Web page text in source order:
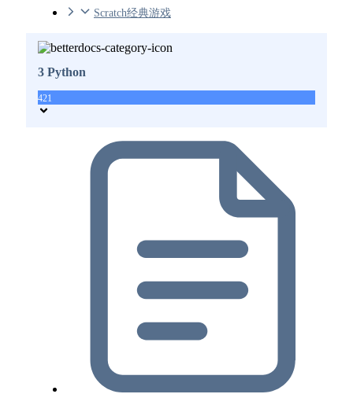
Scratch经典游戏
3 Python
421